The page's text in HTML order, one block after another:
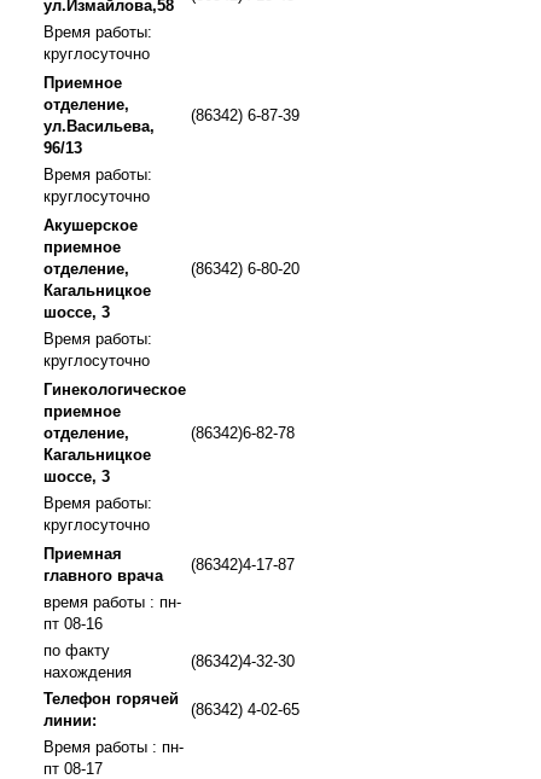
ул.Измайлова,58
Время работы:
круглосуточно
Приемное
отделение,
ул.Васильева,
96/13
(86342) 6-87-39
Время работы:
круглосуточно
Акушерское
приемное
отделение,
Кагальницкое
шоссе, 3
(86342) 6-80-20
Время работы:
круглосуточно
Гинекологическое
приемное
отделение,
Кагальницкое
шоссе, 3
(86342)6-82-78
Время работы:
круглосуточно
Приемная
главного врача
(86342)4-17-87
время работы : пн-
пт 08-16
по факту
нахождения
(86342)4-32-30
Телефон горячей
линии:
(86342) 4-02-65
Время работы : пн-
пт 08-17